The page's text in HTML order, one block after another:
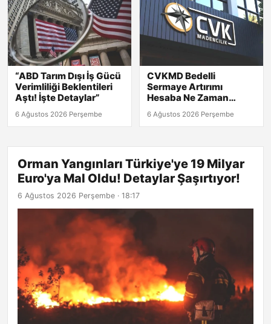
“ABD Tarım Dışı İş Gücü
Verimliliği Beklentileri
Aştı! İşte Detaylar”
6 Ağustos 2026 Perşembe
CVKMD Bedelli
Sermaye Artırımı
Hesaba Ne Zaman
Geçecek? Rüçhan
Hakkı Tarihleri
6 Ağustos 2026 Perşembe
Orman Yangınları Türkiye'ye 19 Milyar
Euro'ya Mal Oldu! Detaylar Şaşırtıyor!
6 Ağustos 2026 Perşembe · 18:17